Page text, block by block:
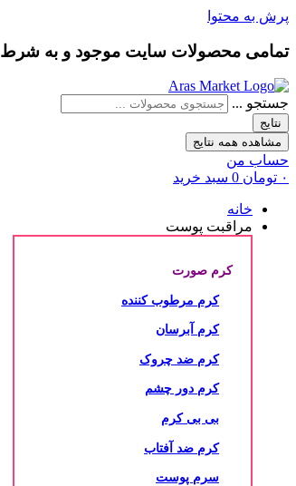
پرش به محتوا
تمامی محصولات سایت موجود و به شرط
جستجو ...
نتایج
مشاهده همه نتایج
حساب من
۰ تومان 0 سبد خرید
خانه
مراقبت پوست
کرم صورت
کرم مرطوب کننده
کرم آبرسان
کرم ضد چروک
کرم دور چشم
بی بی کرم
کرم ضد آفتاب
سرم پوست